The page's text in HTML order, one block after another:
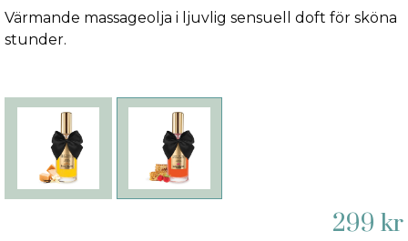
Värmande massageolja i ljuvlig sensuell doft för sköna
stunder.
299 kr